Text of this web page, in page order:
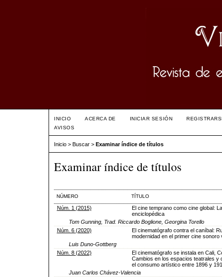
INICIO ACERCA DE INICIAR SESIÓN
AVISOS
Inicio > Buscar > Examinar índice de títulos
Examinar índice de títulos
NÚMERO TÍTULO
Núm. 1 (2015)
El cine temprano como cine global:
enciclopédica
Tom Gunning, Trad. Riccardo Boglione, Georgina Torello
Núm. 6 (2020)
El cinematógrafo contra el caníbal:
modernidad en el primer cine sonoro
Luis Duno-Gottberg
Núm. 8 (2022)
El cinematógrafo se instala en Cali,
Cambios en los espacios teatrales y
el consumo artístico entre 1896 y
Juan Carlos Chávez-Valencia